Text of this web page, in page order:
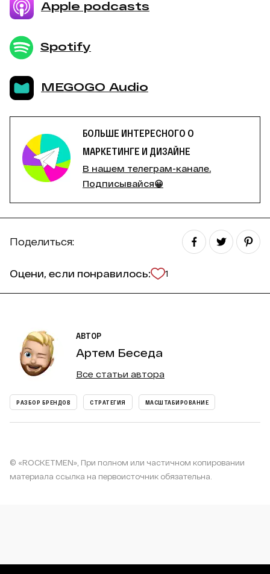
Apple podcasts
Spotify
MEGOGO Audio
БОЛЬШЕ ИНТЕРЕСНОГО О
МАРКЕТИНГЕ И ДИЗАЙНЕ
В нашем телеграм-канале.
Подписывайся😀
Поделиться:
Оцени, если понравилось: 1
АВТОР
Артем Беседа
Все статьи автора
РАЗБОР БРЕНДОВ СТРАТЕГИЯ МАСШТАБИРОВАНИЕ
© «ROCKETMEN», При полном или частичном копировании
материала ссылка на первоисточник обязательна.